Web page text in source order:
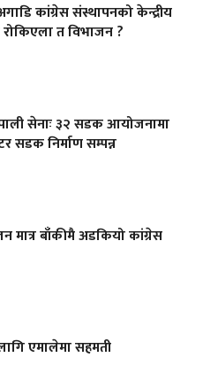
कांग्रेस संस्थापनको केन्द्रीय
त विभाजन ?
सेनाः ३२ सडक आयोजनामा
सडक निर्माण सम्पन्न
मात्र बाँकीमै अडकियो कांग्रेस
एमालेमा सहमती